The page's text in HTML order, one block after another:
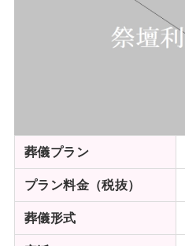
葬儀プラン
プラン料金（税抜）
葬儀形式